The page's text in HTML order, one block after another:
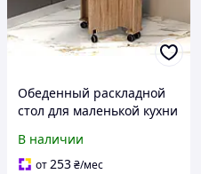
Обеденный раскладной
стол для маленькой кухни
(915x600x730) Дуб Сонома
Гамма стиль
В наличии
от253₴/мес